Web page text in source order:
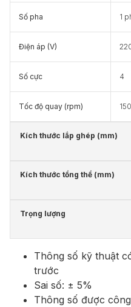
Số pha 1
Điện áp (V)
Số cực 4
Tốc độ quay (rpm)
Kích thước lắp ghép (mm)
Kích thước tổng thể (mm)
Trọng lượng
Thông số kỹ thuật
trước
Sai số: ± 5%
Thông số được